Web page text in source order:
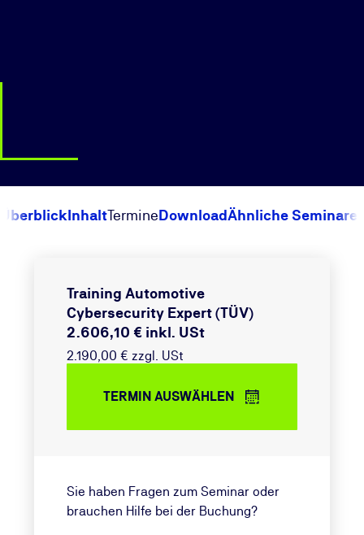
ÜberblickInhaltTermineDownloadÄhnliche Seminare
Training Automotive
Cybersecurity Expert (TÜV)
2.606,10 € inkl. USt
2.190,00 € zzgl. USt
TERMIN AUSWÄHLEN
Sie haben Fragen zum Seminar oder
brauchen Hilfe bei der Buchung?